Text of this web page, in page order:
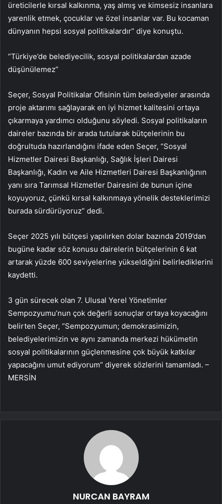
üreticilerle kırsal kalkınma, yaş almış ve kimsesiz insanlara
yarenlik etmek, çocuklar ve özel insanlar var. Bu kocaman
dünyanın hepsi sosyal politikalardır” diye konuştu.
“Türkiye’de belediyecilik, sosyal politikalardan azade
düşünülemez”
Seçer, Sosyal Politikalar Ofisinin tüm belediyeler arasında
proje aktarımı sağlayarak en iyi hizmet kalitesini ortaya
çıkarmaya yardımcı olduğunu söyledi. Sosyal politikaların
daireler bazında bir arada tutularak bütçelerinin bu
doğrultuda hazırlandığını ifade eden Seçer, “Sosyal
Hizmetler Dairesi Başkanlığı, Sağlık İşleri Dairesi
Başkanlığı, Kadın ve Aile Hizmetleri Dairesi Başkanlığının
yanı sıra Tarımsal Hizmetler Dairesini de bunun içine
koyuyoruz, çünkü kırsal kalkınmaya yönelik desteklerimizi
burada sürdürüyoruz” dedi.
Seçer 2025 yılı bütçesi yapılırken dolar bazında 2019’dan
bugüne kadar söz konusu dairelerin bütçelerinin 6 kat
artarak yüzde 600 seviyelerine yükseldiğini belirlediklerini
kaydetti.
3 gün sürecek olan 7. Ulusal Yerel Yönetimler
Sempozyumu’nun çok değerli sonuçlar ortaya koyacağını
belirten Seçer, “Sempozyumun; demokrasimizin,
belediyelerimizin ve aynı zamanda merkezi hükümetin
sosyal politikalarının güçlenmesine çok büyük katkılar
yapacağını umut ediyorum” diyerek sözlerini tamamladı. –
MERSİN
NURCAN BAYRAM